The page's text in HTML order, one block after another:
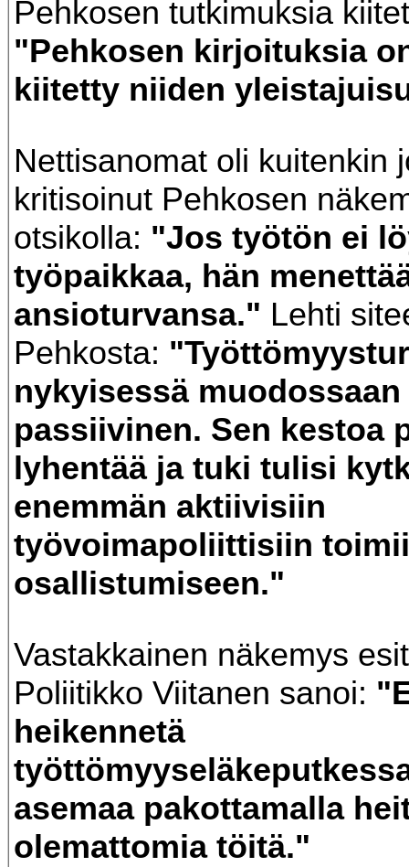
Pehkosen tutkimuksia
"Pehkosen kirjoituksia
kiitetty niiden
Nettisanomat oli kuitenkin
kritisoinut Pehkosen
otsikolla: "Jos työtön ei
työpaikkaa, hän
ansioturvansa." Lehti
Pehkosta:
nykyisessä
passiivinen. Sen kestoa
lyhentää ja tuki tulisi
enemmän aktiivisiin
työvoimapoliittisiin
osallistumiseen."
Vastakkainen näkemys
Poliitikko Viitanen sanoi:
heikennetä
asemaa pakottamalla
olemattomia töitä."